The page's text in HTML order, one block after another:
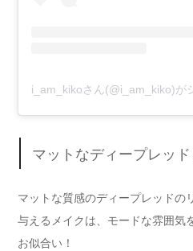
i_am_kikoさん(@i_am_kiko)が
マットなディープレッ
マットな質感のディープレッドの
与えるメイクは、モードな雰囲気
お似合い！